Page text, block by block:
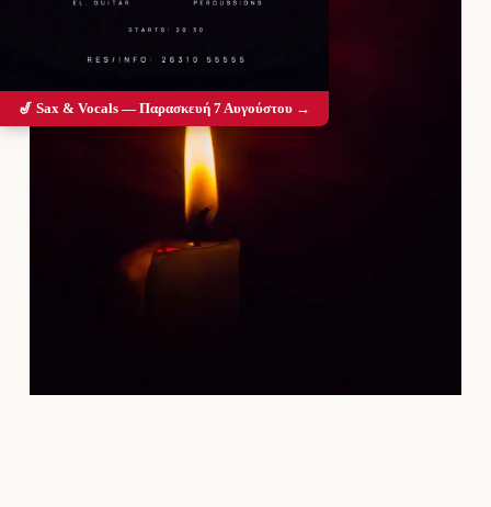
🎷 Sax & Vocals — Παρασκευή 7 Αυγούστου →